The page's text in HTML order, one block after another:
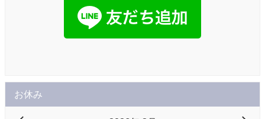
お休み